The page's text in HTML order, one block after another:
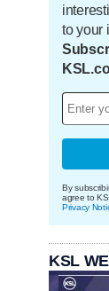
to your
By
agree to
Privacy
KSL